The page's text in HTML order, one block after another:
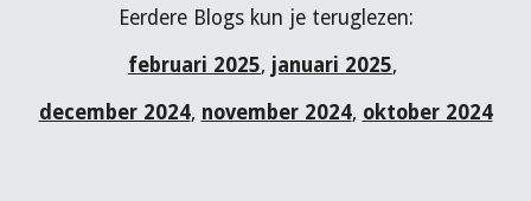
Eerdere Blogs kun je teruglezen:
februari 2025, januari 2025,
december 2024, november 2024, oktober 2024